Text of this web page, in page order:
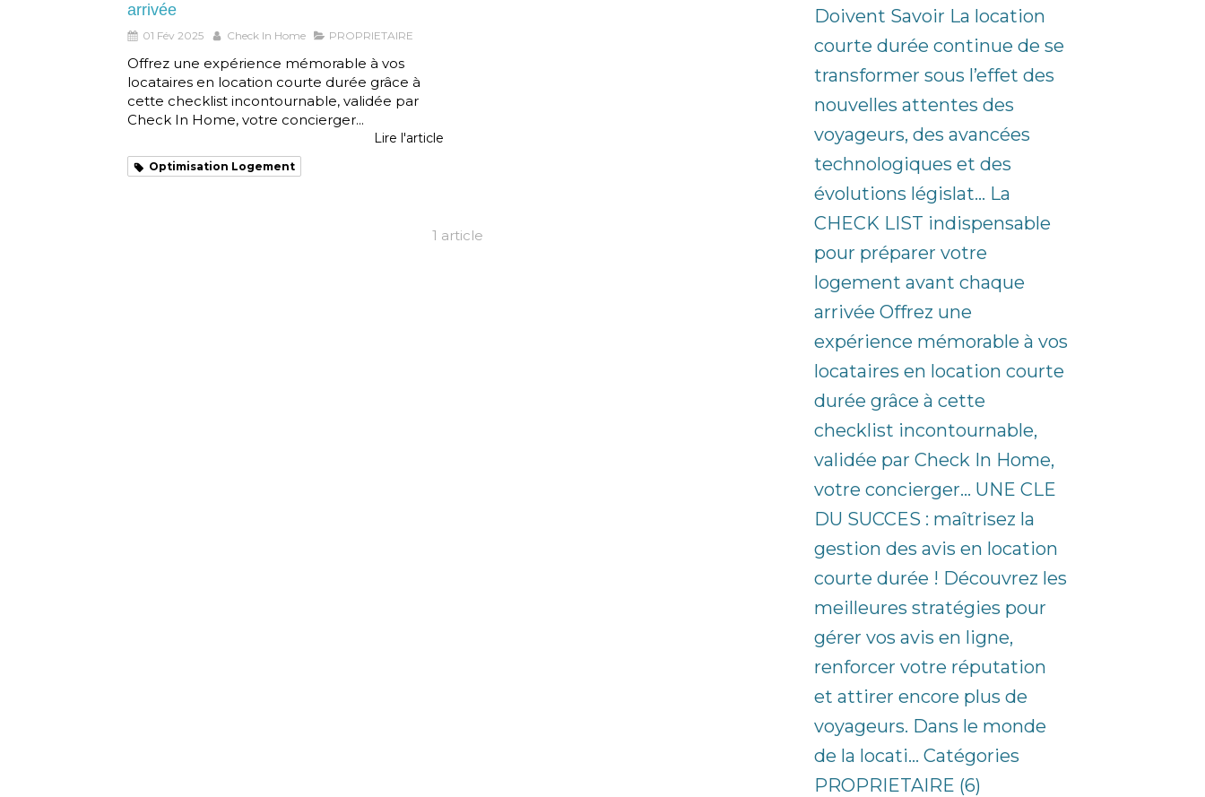
arrivée
01 Fév 2025 Check In Home PROPRIETAIRE
Offrez une expérience mémorable à vos
locataires en location courte durée grâce à
cette checklist incontournable, validée par
Check In Home, votre concierger...
Lire l'article
Optimisation Logement
1 article
Doivent Savoir La location
courte durée continue de se
transformer sous l’effet des
nouvelles attentes des
voyageurs, des avancées
technologiques et des
évolutions législat... La
CHECK LIST indispensable
pour préparer votre
logement avant chaque
arrivée Offrez une
expérience mémorable à vos
locataires en location courte
durée grâce à cette
checklist incontournable,
validée par Check In Home,
votre concierger... UNE CLE
DU SUCCES : maîtrisez la
gestion des avis en location
courte durée ! Découvrez les
meilleures stratégies pour
gérer vos avis en ligne,
renforcer votre réputation
et attirer encore plus de
voyageurs. Dans le monde
de la locati... Catégories
PROPRIETAIRE (6)